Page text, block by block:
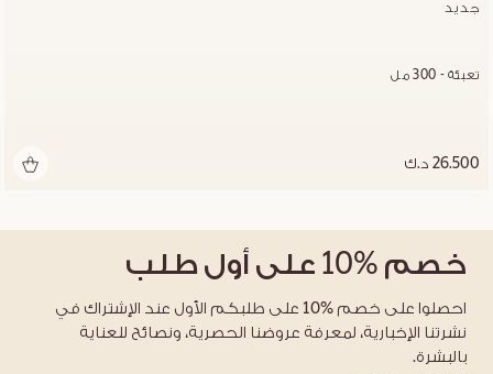
جديد
تعبئة - 300 مل
26.500 د.ك
خصم %10 على أول طلب
احصلوا على خصم %10 على طلبكم الأول عند الإشتراك في
نشرتنا الإخبارية، لمعرفة عروضنا الحصرية، ونصائح للعناية
بالبشرة.